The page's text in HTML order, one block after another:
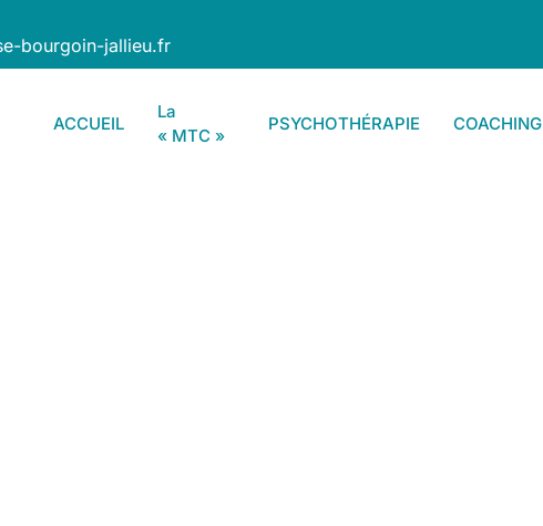
bourgoin-jallieu.fr
ACCUEIL
La
« MTC »
PSYCHOTHÉRAPIE COACHING